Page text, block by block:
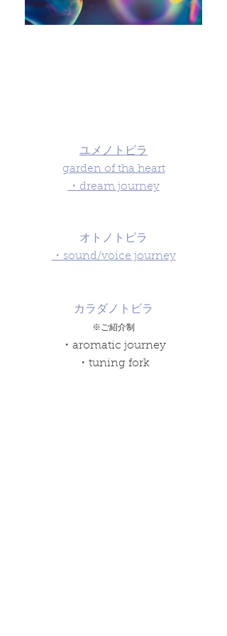
ユメノトビラ
garden of tha heart
・dream journey
オトノトビラ
・sound/voice journey
カラダノトビラ
​※ご紹介制
・aromatic journey
・tuning fork